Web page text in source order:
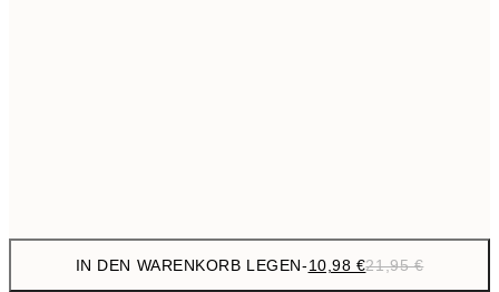
IN DEN WARENKORB LEGEN-10,98 €21,95 €